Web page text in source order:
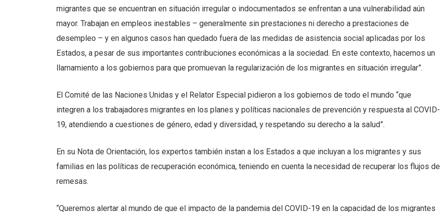
migrantes que se encuentran en situación irregular o indocumentados se enfrentan a una vulnerabilidad aún
mayor. Trabajan en empleos inestables – generalmente sin prestaciones ni derecho a prestaciones de
desempleo – y en algunos casos han quedado fuera de las medidas de asistencia social aplicadas por los
Estados, a pesar de sus importantes contribuciones económicas a la sociedad. En este contexto, hacemos un
llamamiento a los gobiernos para que promuevan la regularización de los migrantes en situación irregular”.
El Comité de las Naciones Unidas y el Relator Especial pidieron a los gobiernos de todo el mundo “que
integren a los trabajadores migrantes en los planes y políticas nacionales de prevención y respuesta al COVID-
19, atendiendo a cuestiones de género, edad y diversidad, y respetando su derecho a la salud”.
En su Nota de Orientación, los expertos también instan a los Estados a que incluyan a los migrantes y sus
familias en las políticas de recuperación económica, teniendo en cuenta la necesidad de recuperar los flujos de
remesas.
“Queremos alertar al mundo de que el impacto de la pandemia del COVID-19 en la capacidad de los migrantes